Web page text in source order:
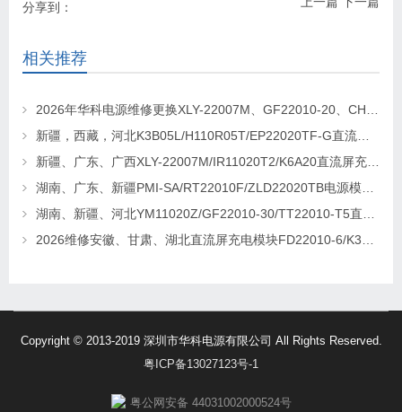
分享到：
相关推荐
2026年华科电源维修更换XLY-22007M、GF22010-20、CHR-22020直流屏充电模块
新疆，西藏，河北K3B05L/H110R05T/EP22020TF-G直流屏充电模块维修更换
新疆、广东、广西XLY-22007M/IR11020T2/K6A20直流屏充电模块维修更换
湖南、广东、新疆PMI-SA/RT22010F/ZLD22020TB电源模块维修更换
湖南、新疆、河北YM11020Z/GF22010-30/TT22010-T5直流屏充电模块维修更换
2026维修安徽、甘肃、湖北直流屏充电模块FD22010-6/K3B20L/GF22010-10
Copyright © 2013-2019 深圳市华科电源有限公司 All Rights Reserved.
粤ICP备13027123号-1
粤公网安备 44031002000524号